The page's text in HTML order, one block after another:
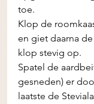
toe.
Klop de
en giet daarna
klop stevig op.
Spatel de
gesneden) er
laatste de